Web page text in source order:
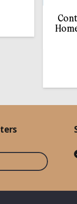
Contra a
Homem pelo